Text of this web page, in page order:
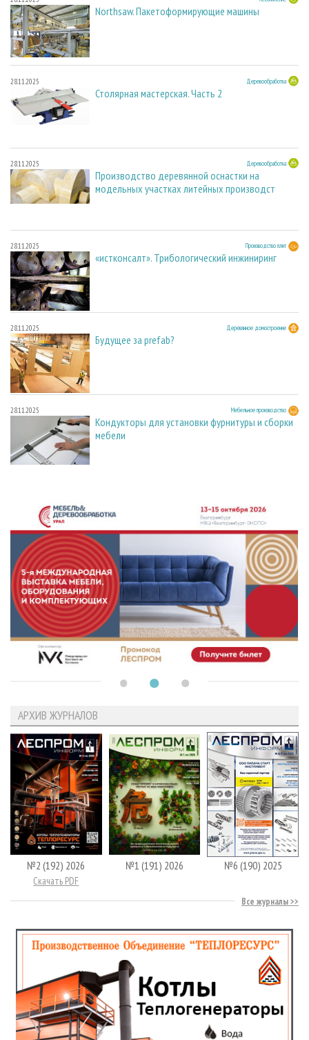
Northsaw. Пакетоформирующие машины
28.11.2025 Деревообработка
Столярная мастерская. Часть 2
28.11.2025 Деревообработка
Производство деревянной оснастки на
модельных участках литейных производст
28.11.2025 Производство плит
«истконсалт». Трибологический инжиниринг
28.11.2025 Деревянное домостроение
Будущее за prefab?
28.11.2025 Мебельное производство
Кондукторы для установки фурнитуры и сборки
мебели
АРХИВ ЖУРНАЛОВ
№2 (192) 2026
Скачать PDF
№1 (191) 2026 №6 (190) 2025
Все журналы